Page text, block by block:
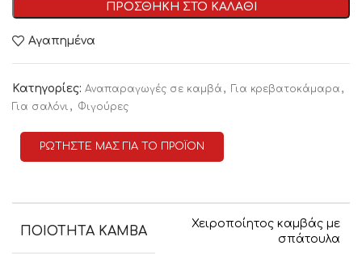
ΠΡΟΣΘΗΚΗ ΣΤΟ ΚΑΛΑΘΙ
Αγαπημένα
Κατηγορίες: Αναπαραγωγές σε καμβά , Για κρεβατοκάμαρα ,
Για σαλόνι , Φιγούρες
ΡΩΤΗΣΤΕ ΜΑΣ ΓΙΑ ΤΟ ΠΡΟΪΟΝ
ΠΟΙΟΤΗΤΑ ΚΑΜΒΑ
Χειροποίητος καμβάς με
σπάτουλα